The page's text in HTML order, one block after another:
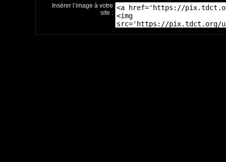
Insérer l’image à votre
site :